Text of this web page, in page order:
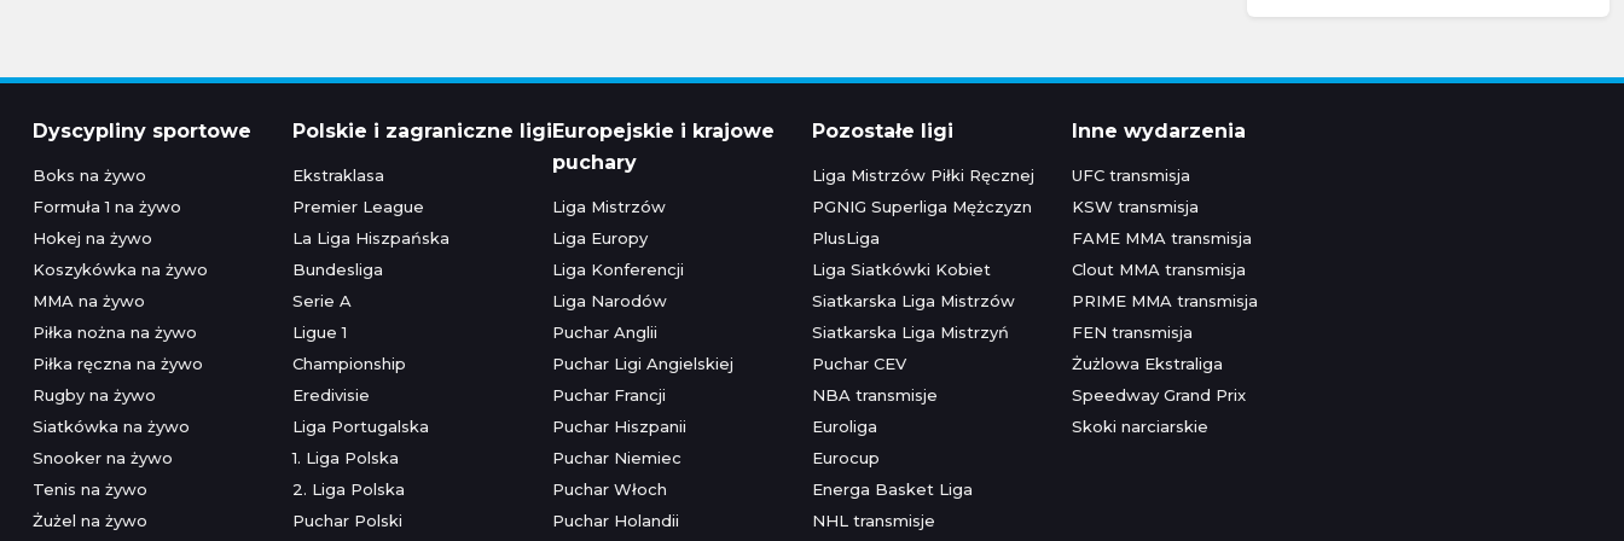
Dyscypliny sportowe
Boks na żywo
Formuła 1 na żywo
Hokej na żywo
Koszykówka na żywo
MMA na żywo
Piłka nożna na żywo
Piłka ręczna na żywo
Rugby na żywo
Siatkówka na żywo
Snooker na żywo
Tenis na żywo
Żużel na żywo
Polskie i zagraniczne ligi
Ekstraklasa
Premier League
La Liga Hiszpańska
Bundesliga
Serie A
Ligue 1
Championship
Eredivisie
Liga Portugalska
1. Liga Polska
2. Liga Polska
Puchar Polski
Europejskie i krajowe
puchary
Liga Mistrzów
Liga Europy
Liga Konferencji
Liga Narodów
Puchar Anglii
Puchar Ligi Angielskiej
Puchar Francji
Puchar Hiszpanii
Puchar Niemiec
Puchar Włoch
Puchar Holandii
Pozostałe ligi
Liga Mistrzów Piłki Ręcznej
PGNIG Superliga Mężczyzn
PlusLiga
Liga Siatkówki Kobiet
Siatkarska Liga Mistrzów
Siatkarska Liga Mistrzyń
Puchar CEV
NBA transmisje
Euroliga
Eurocup
Energa Basket Liga
NHL transmisje
Inne wydarzenia
UFC transmisja
KSW transmisja
FAME MMA transmisja
Clout MMA transmisja
PRIME MMA transmisja
FEN transmisja
Żużlowa Ekstraliga
Speedway Grand Prix
Skoki narciarskie